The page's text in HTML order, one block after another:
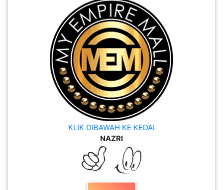
KLIK DIBAWAH KE KEDAI
NAZRI